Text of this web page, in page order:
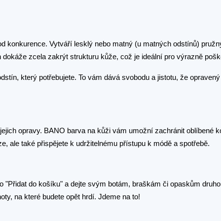
konkurence. Vytváří lesklý nebo matný (u matných odstínů)
zcela zakrýt strukturu kůže, což je ideální pro výrazně
který potřebujete. To vám dává svobodu a jistotu, že
opravy. BANO barva na kůži vám umožní zachránit oblíbené
ale také přispějete k udržitelnému přístupu k módě a spotřebě.
do košíku" a dejte svým botám, braškám či opaskům
na které budete opět hrdí. Jdeme na to!